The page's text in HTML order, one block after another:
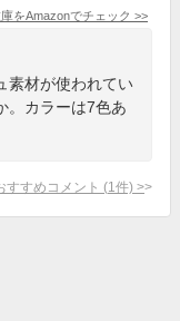
をAmazonでチェック >>
素材が使われてい
。カラーは7色あ
すすめコメント (1 件) >